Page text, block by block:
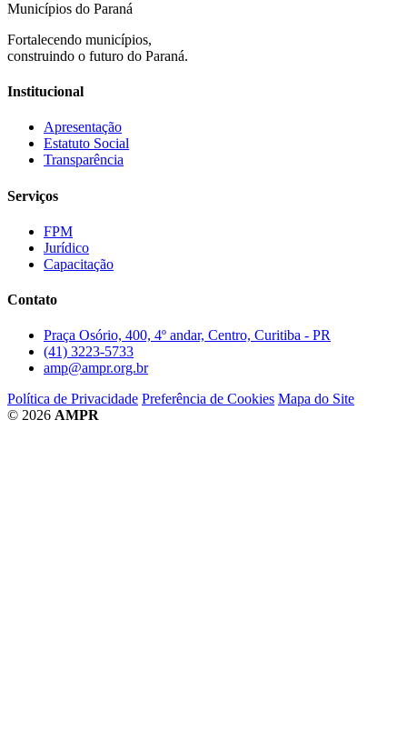
Municípios do Paraná
Fortalecendo municípios,
construindo o futuro do Paraná.
Institucional
Apresentação
Estatuto Social
Transparência
Serviços
FPM
Jurídico
Capacitação
Contato
Praça Osório, 400, 4º andar, Centro, Curitiba - PR
(41) 3223-5733
amp@ampr.org.br
Política de Privacidade Preferência de Cookies Mapa do Site
© 2026 AMPR